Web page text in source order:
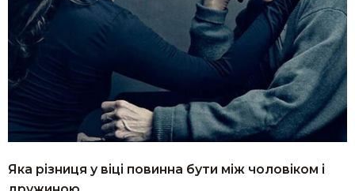
Яка різниця у віці повинна бути між чоловіком і